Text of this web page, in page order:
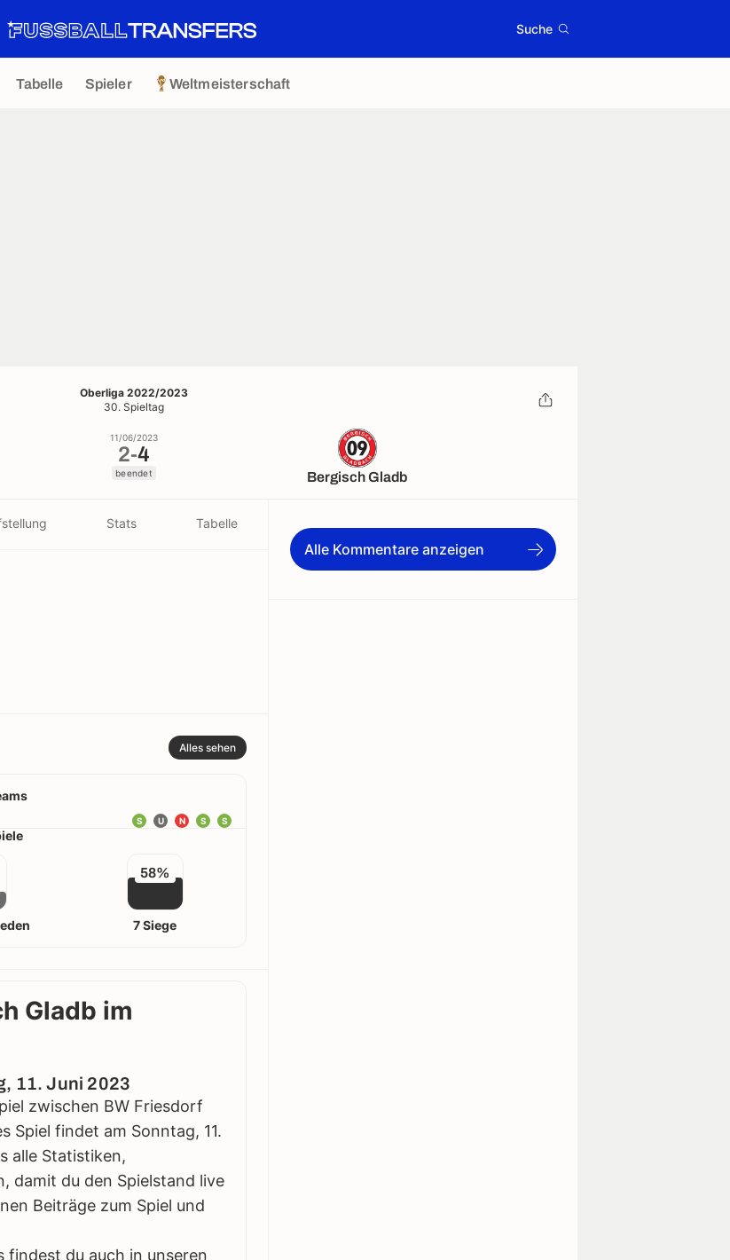
Suche
Tabelle Spieler Weltmeisterschaft
Oberliga 2022/2023
30. Spieltag
11/06/2023
2-4
beendet Bergisch Gladb
Stats Tabelle
Alles sehen
S
S
N
U
S
58%
7 Siege
Gladb im
11. Juni 2023
zwischen BW Friesdorf
Spiel findet am Sonntag, 11.
alle Statistiken,
damit du den Spielstand live
Beiträge zum Spiel und
findest du auch in unseren
Alle Kommentare anzeigen